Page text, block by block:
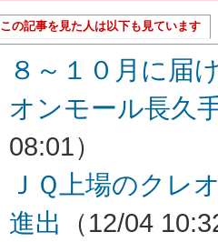
この記事を見た人は以下も見ています
８～１０月に届
オンモール長久
08:01）
ＪＱ上場のクレ
進出
（12/04